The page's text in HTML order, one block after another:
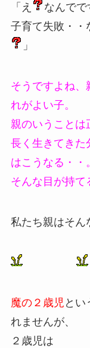
「え
なんでで
子育て失敗・・
」
そうですよね、
れがよい子。
親のいうことは
長く生きてきた
はこうなる・・。
そんな目が持て
私たち親はそん
魔の２歳児 とい
れませんが、
２歳児は